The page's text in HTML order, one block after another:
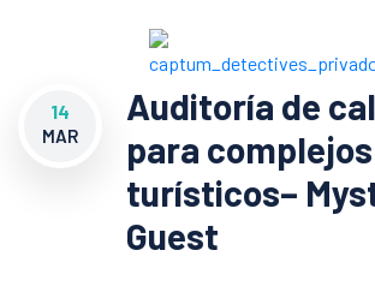
14
MAR
Auditoría de
para complejos
turísticos–
Guest